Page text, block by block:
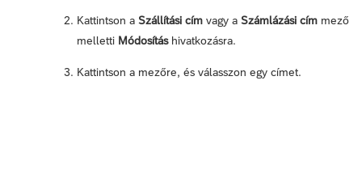
Kattintson a Szállítási cím vagy a Számlázási cím mező
melletti Módosításhivatkozásra.
Kattintson a mezőre, és válasszon egy címet.